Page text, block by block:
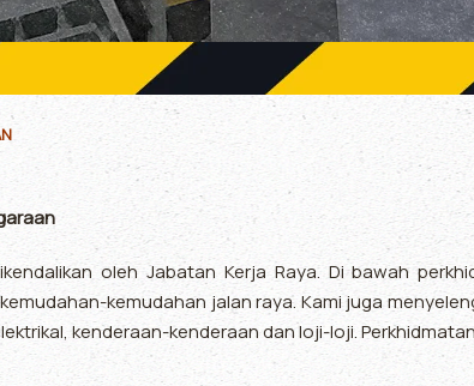
oleh Jabatan Kerja Raya. Di bawah
kemudahan jalan raya. Kami juga
kenderaan-kenderaan dan loji-loji.